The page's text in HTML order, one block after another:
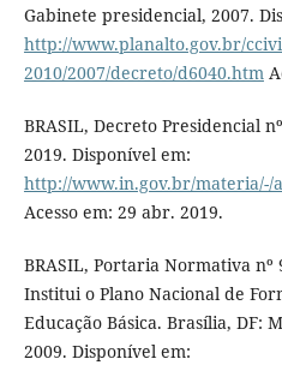
Gabinete presidencial, 2007.
http://www.planalto.gov.br/
2010/2007/decreto/d6040.htm
BRASIL, Decreto Presidencial
2019. Disponível em:
http://www.in.gov.br/materia/-/
Acesso em: 29 abr. 2019.
BRASIL, Portaria Normativa nº
Institui o Plano Nacional de
Educação Básica. Brasília, DF:
2009. Disponível em: